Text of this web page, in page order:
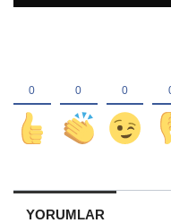
YORUMLAR